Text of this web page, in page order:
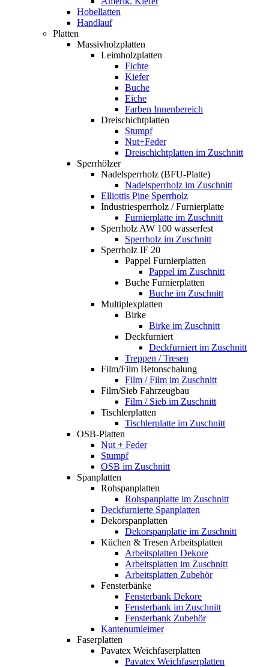
Hobellatten
Handlauf
Platten
Massivholzplatten
Leimholzplatten
Fichte
Kiefer
Buche
Eiche
Farben Innenbereich
Dreischichtplatten
Stumpf
Nut+Feder
Dreischichtplatten im Zuschnitt
Sperrhölzer
Nadelsperrholz (BFU-Platte)
Nadelsperrholz im Zuschnitt
Elliottis Pine Sperrholz
Industriesperrholz / Furnierplatte
Furnierplatte im Zuschnitt
Sperrholz AW 100 wasserfest
Sperrholz im Zuschnitt
Sperrholz IF 20
Pappel Furnierplatten
Pappel im Zuschnitt
Buche Furnierplatten
Buche im Zuschnitt
Multiplexplatten
Birke
Birke im Zuschnitt
Deckfurniert
Deckfurniert im Zuschnitt
Treppen / Tresen
Film/Film Betonschalung
Film / Film im Zuschnitt
Film/Sieb Fahrzeugbau
Film / Sieb im Zuschnitt
Tischlerplatten
Tischlerplatte im Zuschnitt
OSB-Platten
Nut + Feder
Stumpf
OSB im Zuschnitt
Spanplatten
Rohspanplatten
Rohspanplatte im Zuschnitt
Deckfurnierte Spanplatten
Dekorspanplatten
Dekorspanplatte im Zuschnitt
Küchen & Tresen Arbeitsplatten
Arbeitsplatten Dekore
Arbeitsplatten im Zuschnitt
Arbeitsplatten Zubehör
Fensterbänke
Fensterbank Dekore
Fensterbank im Zuschnitt
Fensterbank Zubehör
Kantenumleimer
Faserplatten
Pavatex Weichfaserplatten
Pavatex Weichfaserplatten